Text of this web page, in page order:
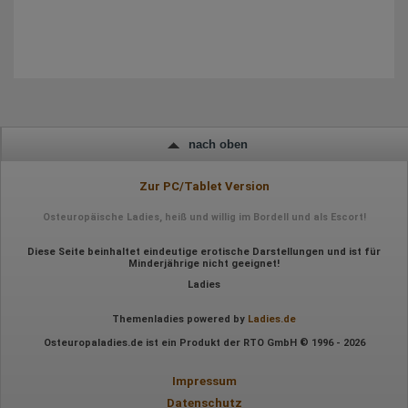
Antworten auf Umfragen
Ort der Verarbeitung:
Rechtliche Grundlage der Verarbeitung
nach oben
Zur PC/Tablet Version
Osteuropäische Ladies, heiß und willig im Bordell und als Escort!
Diese Seite beinhaltet eindeutige erotische Darstellungen und ist für
Minderjährige nicht geeignet!
Ladies
Themenladies powered by Ladies.de
Osteuropaladies.de ist ein Produkt der RTO GmbH © 1996 - 2026
Impressum
Datenschutz